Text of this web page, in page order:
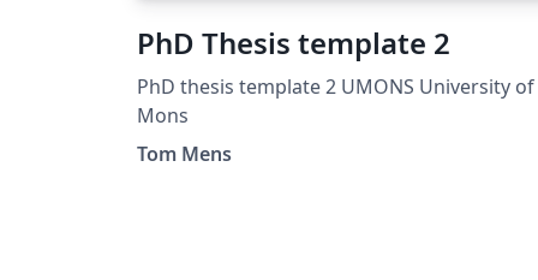
PhD Thesis template 2
PhD thesis template 2 UMONS University of
Mons
Tom Mens